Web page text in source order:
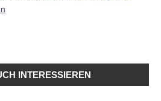
INTERESSIEREN